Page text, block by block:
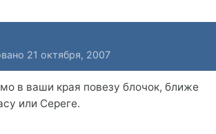
21 октября, 2007
в ваши края повезу блочок, ближе
или Сереге.